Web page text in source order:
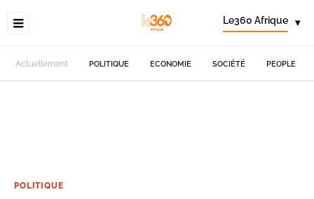
Le360 Afrique ▾
Actuellement POLITIQUE ECONOMIE SOCIÉTÉ PEOPLE
POLITIQUE